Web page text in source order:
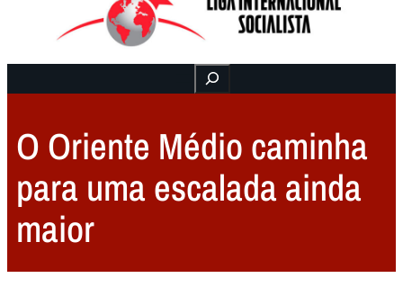
Buscar
O Oriente Médio caminha
para uma escalada ainda
maior